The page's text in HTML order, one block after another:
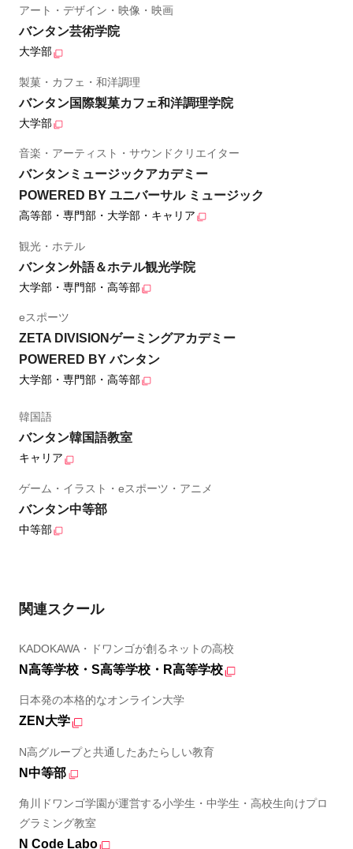
アート・デザイン・映像・映画
バンタン芸術学院
大学部
製菓・カフェ・和洋調理
バンタン国際製菓カフェ和洋調理学院
大学部
音楽・アーティスト・サウンドクリエイター
バンタンミュージックアカデミー
POWERED BY ユニバーサル ミュージック
高等部・専門部・大学部・キャリア
観光・ホテル
バンタン外語＆ホテル観光学院
大学部・専門部・高等部
eスポーツ
ZETA DIVISIONゲーミングアカデミー
POWERED BY バンタン
大学部・専門部・高等部
韓国語
バンタン韓国語教室
キャリア
ゲーム・イラスト・eスポーツ・アニメ
バンタン中等部
中等部
関連スクール
KADOKAWA・ドワンゴが創るネットの高校
N高等学校・S高等学校・R高等学校
日本発の本格的なオンライン大学
ZEN大学
N高グループと共通したあたらしい教育
N中等部
角川ドワンゴ学園が運営する小学生・中学生・高校生向けプロ
グラミング教室
N Code Labo